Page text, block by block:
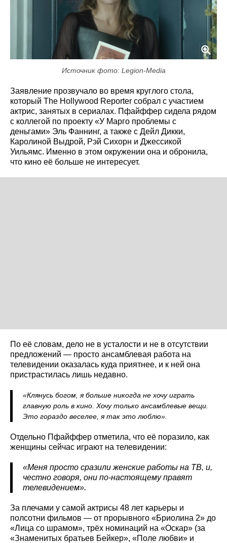
Источник фото: Legion-Media
Заявление прозвучало во время круглого стола,
который The Hollywood Reporter собрал с участием
актрис, занятых в сериалах. Пфайффер сидела рядом
с коллегой по проекту «У Марго проблемы с
деньгами» Эль Фаннинг, а также с Дейл Дикки,
Каролиной Выдрой, Рэй Сихорн и Джессикой
Уильямс. Именно в этом окружении она и обронила,
что кино её больше не интересует.
По её словам, дело не в усталости и не в отсутствии
предложений — просто ансамблевая работа на
телевидении оказалась куда приятнее, и к ней она
пристрастилась лишь недавно.
«Клянусь богом, я больше никогда не хочу играть
главную роль в кино. Хочу только ансамблевые вещи.
Это гораздо веселее, я так это люблю».
Отдельно Пфайффер отметила, что её поразило, как
женщины сейчас играют на телевидении:
«Меня просто сразили женские работы на ТВ, и,
честно говоря, они по-настоящему правят
телевидением».
За плечами у самой актрисы 48 лет карьеры и
полсотни фильмов — от прорывного «Бриолина 2» до
«Лица со шрамом», трёх номинаций на «Оскар» (за
«Знаменитых братьев Бейкер», «Поле любви» и